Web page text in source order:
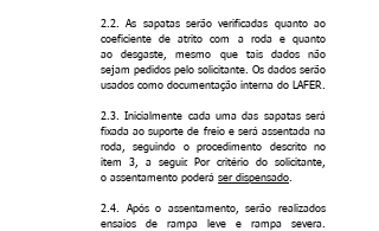
2.2. As sapatas serão verificadas quanto ao
coeficiente de atrito com a roda e quanto
ao desgaste, mesmo que tais dados não
sejam pedidos pelo solicitante. Os dados serão
usados como documentação interna do LAFER.
2.3. Inicialmente cada uma das sapatas será
fixada ao suporte de freio e será assentada na
roda, seguindo o procedimento descrito no
item 3, a seguir. Por critério do solicitante,
o assentamento poderá ser dispensado.
2.4. Após o assentamento, serão realizados
ensaios de rampa leve e rampa severa.